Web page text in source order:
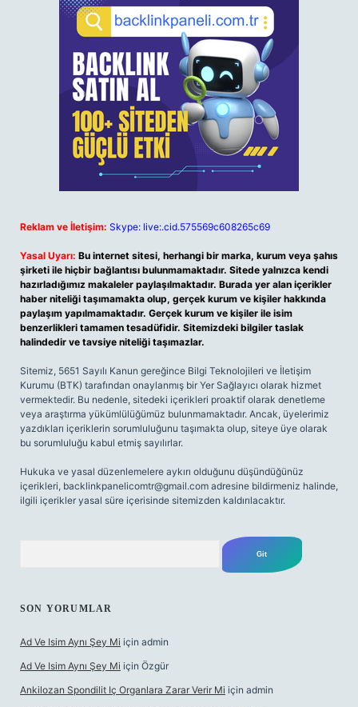
Reklam ve İletişim: Skype: live:.cid.575569c608265c69
Yasal Uyarı: Bu internet sitesi, herhangi bir marka, kurum veya şahıs
şirketi ile hiçbir bağlantısı bulunmamaktadır. Sitede yalnızca kendi
hazırladığımız makaleler paylaşılmaktadır. Burada yer alan içerikler
haber niteliği taşımamakta olup, gerçek kurum ve kişiler hakkında
paylaşım yapılmamaktadır. Gerçek kurum ve kişiler ile isim
benzerlikleri tamamen tesadüfidir. Sitemizdeki bilgiler taslak
halindedir ve tavsiye niteliği taşımazlar.
Sitemiz, 5651 Sayılı Kanun gereğince Bilgi Teknolojileri ve İletişim
Kurumu (BTK) tarafından onaylanmış bir Yer Sağlayıcı olarak hizmet
vermektedir. Bu nedenle, sitedeki içerikleri proaktif olarak denetleme
veya araştırma yükümlülüğümüz bulunmamaktadır. Ancak, üyelerimiz
yazdıkları içeriklerin sorumluluğunu taşımakta olup, siteye üye olarak
bu sorumluluğu kabul etmiş sayılırlar.
Hukuka ve yasal düzenlemelere aykırı olduğunu düşündüğünüz
içerikleri, backlinkpanelicomtr@gmail.com adresine bildirmeniz halinde,
ilgili içerikler yasal süre içerisinde sitemizden kaldırılacaktır.
SON YORUMLAR
Ad Ve Isim Aynı Şey Mi için admin
Ad Ve Isim Aynı Şey Mi için Özgür
Ankilozan Spondilit Iç Organlara Zarar Verir Mi için admin